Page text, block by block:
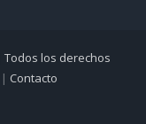
Todos los derechos
| Contacto